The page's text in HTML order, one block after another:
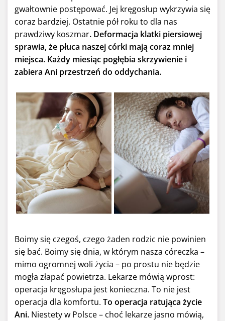
gwałtownie postępować. Jej kręgosłup wykrzywia się
coraz bardziej. Ostatnie pół roku to dla nas
prawdziwy koszmar. Deformacja klatki piersiowej
sprawia, że płuca naszej córki mają coraz mniej
miejsca. Każdy miesiąc pogłębia skrzywienie i
zabiera Ani przestrzeń do oddychania.
Boimy się czegoś, czego żaden rodzic nie powinien
się bać. Boimy się dnia, w którym nasza córeczka –
mimo ogromnej woli życia – po prostu nie będzie
mogła złapać powietrza. Lekarze mówią wprost:
operacja kręgosłupa jest konieczna. To nie jest
operacja dla komfortu. To operacja ratująca życie
Ani. Niestety w Polsce – choć lekarze jasno mówią,